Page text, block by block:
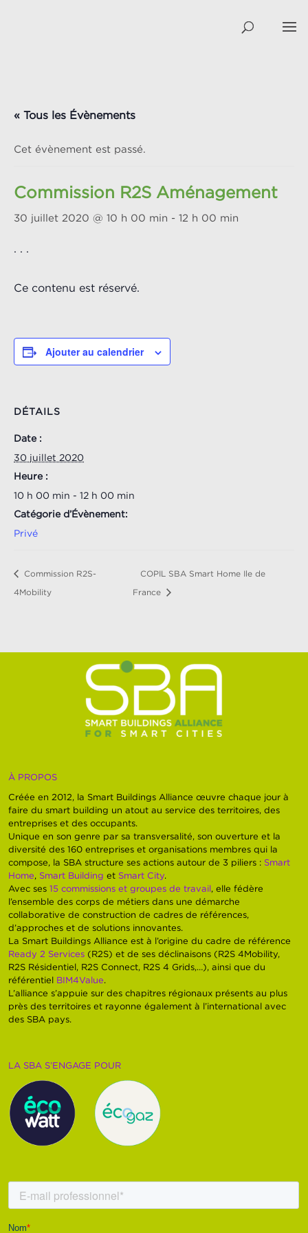
« Tous les Évènements
Cet évènement est passé.
Commission R2S Aménagement
30 juillet 2020 @ 10 h 00 min - 12 h 00 min
. . .
Ce contenu est réservé.
Ajouter au calendrier
DÉTAILS
Date :
30 juillet 2020
Heure :
10 h 00 min - 12 h 00 min
Catégorie d’Évènement:
Privé
Commission R2S-
4Mobility
COPIL SBA Smart Home Ile de
France
À PROPOS
Créée en 2012, la Smart Buildings Alliance œuvre chaque jour à
faire du smart building un atout au service des territoires, des
entreprises et des occupants.
Unique en son genre par sa transversalité, son ouverture et la
diversité des 160 entreprises et organisations membres qui la
compose, la SBA structure ses actions autour de 3 piliers : Smart
Home
Smart Building et Smart City
Avec ses15 commissions et groupes de travail , elle fédère
l’ensemble des corps de métiers dans une démarche
collaborative de construction de cadres de références,
d’approches et de solutions innovantes.
La Smart Buildings Alliance est à l’origine du cadre de référence
Ready 2 Services (R2S) et de ses déclinaisons (R2S 4Mobility,
R2S Résidentiel, R2S Connect, R2S 4 Grids,…), ainsi que du
référentiel BIM4Value
L’alliance s’appuie sur des chapitres régionaux présents au plus
près des territoires et rayonne également à l’international avec
des SBA pays.
LA SBA S’ENGAGE POUR